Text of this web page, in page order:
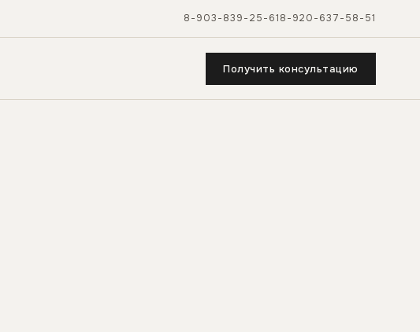
8-903-839-25-618-920-637-58-51
Получить консультацию